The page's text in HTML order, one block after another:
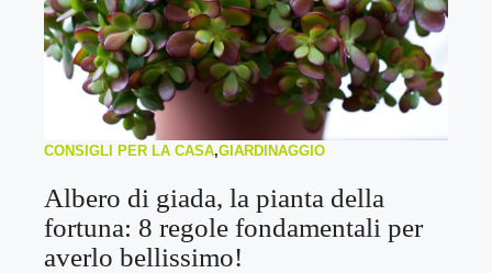
CONSIGLI PER LA CASA,GIARDINAGGIO
Albero di giada, la pianta della
fortuna: 8 regole fondamentali per
averlo bellissimo!